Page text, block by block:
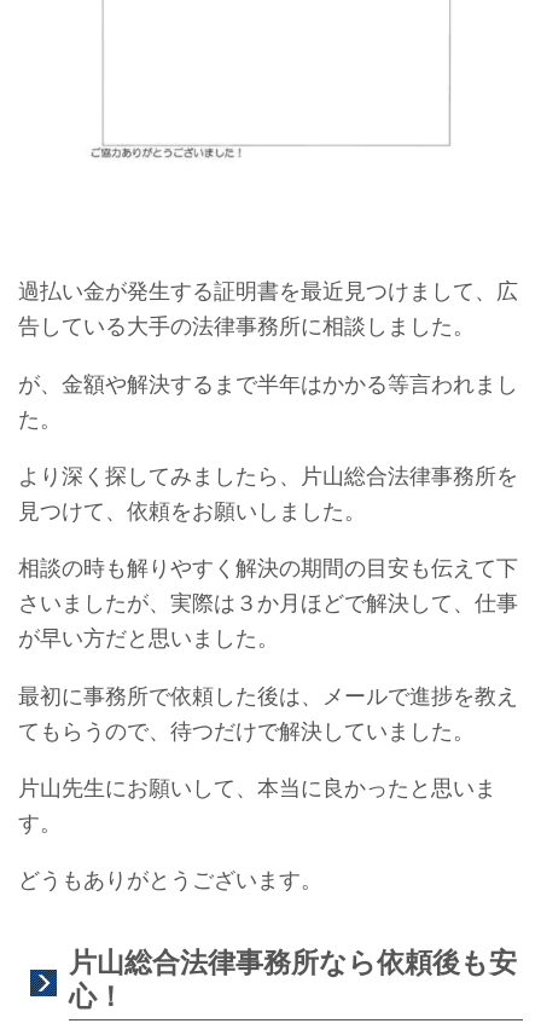
過払い金が発生する証明書を最近見つけまして、広
告している大手の法律事務所に相談しました。
が、金額や解決するまで半年はかかる等言われまし
た。
より深く探してみましたら、片山総合法律事務所を
見つけて、依頼をお願いしました。
相談の時も解りやすく解決の期間の目安も伝えて下
さいましたが、実際は３か月ほどで解決して、仕事
が早い方だと思いました。
最初に事務所で依頼した後は、メールで進捗を教え
てもらうので、待つだけで解決していました。
片山先生にお願いして、本当に良かったと思いま
す。
どうもありがとうございます。
片山総合法律事務所なら依頼後も安
心！